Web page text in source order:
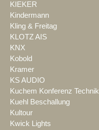
KIEKER
Kindermann
Kling & Freitag
KLOTZ AIS
KNX
Kobold
Kramer
KS AUDIO
Kuchem Konferenz Technik
Kuehl Beschallung
Kultour
Kwick Lights